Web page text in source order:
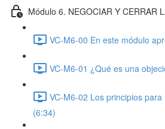
Módulo 6. NEGOCIAR Y CERRAR
VC-M6-00 En este módulo
VC-M6-01 ¿Qué es una
VC-M6-02 Los principios
(6:34)